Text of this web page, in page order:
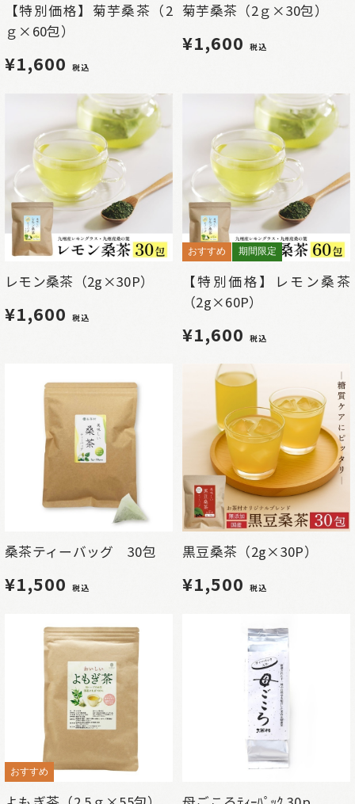
【特別価格】菊芋桑茶（2
ｇ×60包）
¥1,600 税込
菊芋桑茶（2ｇ×30包）
¥1,600 税込
レモン桑茶（2g×30P）
¥1,600 税込
おすすめ 期間限定
【特別価格】レモン桑茶
（2g×60P）
¥1,600 税込
桑茶ティーバッグ 30包
¥1,500 税込
黒豆桑茶（2g×30P）
¥1,500 税込
おすすめ